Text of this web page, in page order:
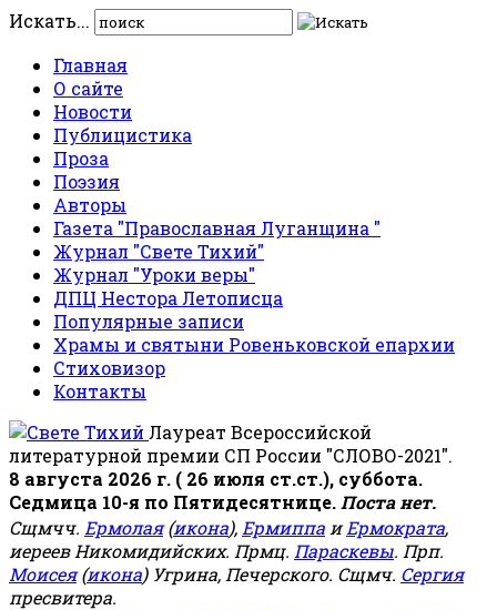
Искать...
Главная
О сайте
Новости
Публицистика
Проза
Поэзия
Авторы
Газета "Православная Луганщина "
Журнал "Свете Тихий"
Журнал "Уроки веры"
ДПЦ Нестора Летописца
Популярные записи
Храмы и святыни Ровеньковской епархии
Стиховизор
Контакты
Лауреат Всероссийской
литературной премии СП России "СЛОВО-2021".
8 августа 2026 г. ( 26 июля ст.ст.), суббота.
Седмица 10-я по Пятидесятнице. Поста нет.
Сщмчч. Ермолая(икона), Ермиппа иЕрмократа,
иереев Никомидийских. Прмц. Параскевы. Прп.
Моисея(икона) Угрина, Печерского. Сщмч. Сергия
пресвитера.